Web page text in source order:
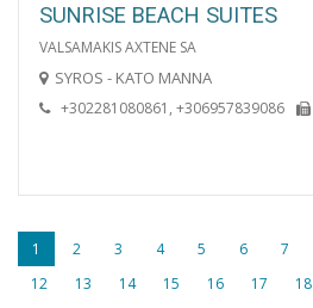
SUNRISE BEACH SUITES
VALSAMAKIS AXTENE SA
SYROS - KATO MANNA
+302281080861, +306957839086
1 2 3 4 5 6 7
12
13 14 15 16 17 18